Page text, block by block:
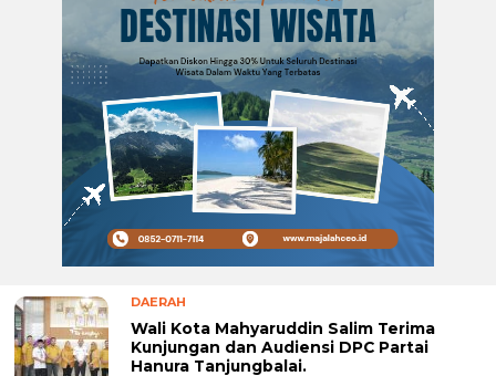
DAERAH
Wali Kota Mahyaruddin Salim Terima
Kunjungan dan Audiensi DPC Partai
Hanura Tanjungbalai.